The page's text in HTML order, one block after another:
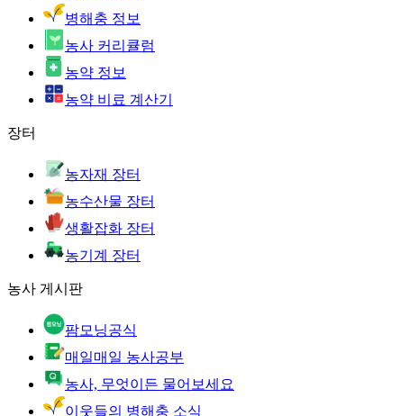
병해충 정보
농사 커리큘럼
농약 정보
농약 비료 계산기
장터
농자재 장터
농수산물 장터
생활잡화 장터
농기계 장터
농사 게시판
팜모닝공식
매일매일 농사공부
농사, 무엇이든 물어보세요
이웃들의 병해충 소식